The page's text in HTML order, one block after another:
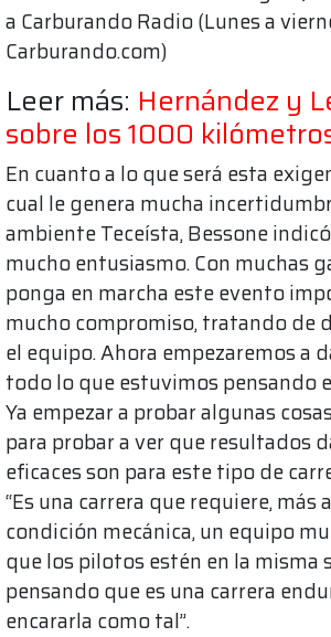
a Carburando Radio (Lunes a
Carburando.com)
Leer más: Hernández y
sobre los 1000
En cuanto a lo que será esta
cual le genera mucha
ambiente Teceísta, Bessone
mucho entusiasmo. Con muchas
ponga en marcha este evento
mucho compromiso, tratando de
el equipo. Ahora empezaremos a
todo lo que estuvimos pensando
Ya empezar a probar algunas
para probar a ver que resultados
eficaces son para este tipo de
“Es una carrera que requiere, más
condición mecánica, un equipo
que los pilotos estén en la misma
pensando que es una carrera
encararla como tal”.